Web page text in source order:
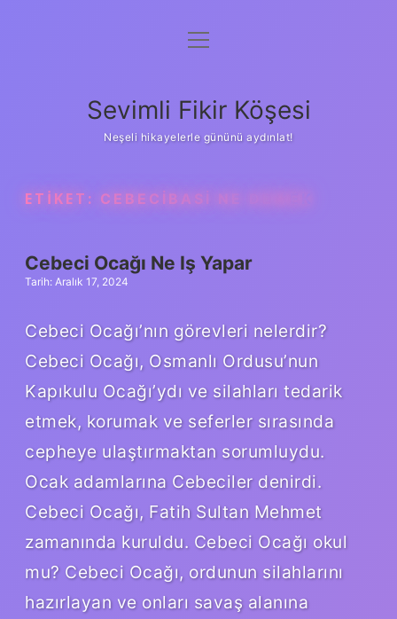
Anasayfa
Yasal Uyarı
menüyü
Sevimli Fikir Köşesi
Neşeli hikayelerle gününü aydınlat!
ETIKET: CEBECIBASI NE DEMEK
Cebeci Ocağı Ne Iş Yapar
Tarih: Aralık 17, 2024
Cebeci Ocağı’nın görevleri nelerdir?
Cebeci Ocağı, Osmanlı Ordusu’nun
Kapıkulu Ocağı’ydı ve silahları tedarik
etmek, korumak ve seferler sırasında
cepheye ulaştırmaktan sorumluydu.
Ocak adamlarına Cebeciler denirdi.
Cebeci Ocağı, Fatih Sultan Mehmet
zamanında kuruldu. Cebeci Ocağı okul
mu? Cebeci Ocağı, ordunun silahlarını
hazırlayan ve onları savaş alanına